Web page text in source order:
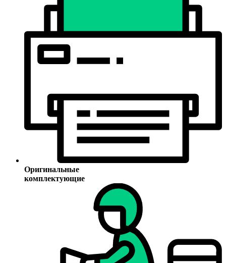
Оригинальные
комплектующие